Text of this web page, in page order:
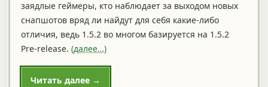
заядлые геймеры, кто наблюдает за выходом новых
снапшотов вряд ли найдут для себя какие-либо
отличия, ведь 1.5.2 во многом базируется на 1.5.2
Pre-release. (далее…)
Читать далее →